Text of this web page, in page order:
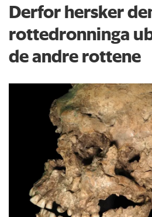
Derfor hersker
rottedronninga
de andre rottene